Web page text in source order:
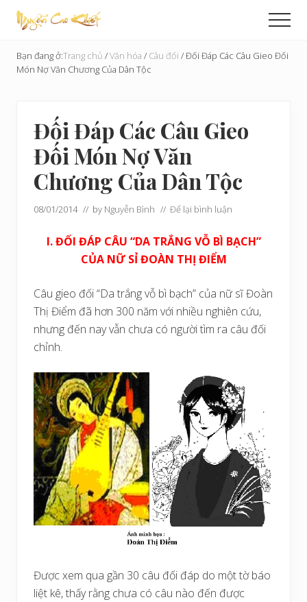
Menu
Skip
content
qua
sidebar
Tạo
Hoàn
Bạn đang ở:Trang chủ /Văn hóa / Câu đối /Đối Đáp Các Câu Gieo Đối
Món Nợ Văn Chương Của Dân Tộc
Đối Đáp Các Câu Gieo
Đối Món Nợ Văn
Chương Của Dân Tộc
08/01/2014 // by Nguyễn Bình // Để lại bình luận
I. ĐỐI ĐÁP CÂU “DA TRẮNG VỖ BÌ BẠCH”
CỦA NỮ SỈ ĐOÀN THỊ ĐIỂM
Câu gieo đối “Da trắng vỗ bì bạch” của nữ sĩ Đoàn
Thị Điểm đã hơn 300 năm với nhiều nghiên cứu,
nhưng đến nay vẫn chưa có người tìm ra câu đối
chỉnh.
Được xem qua gần 30 câu đối đáp do một tờ báo
liệt kê, thấy rằng chưa có câu nào đến được